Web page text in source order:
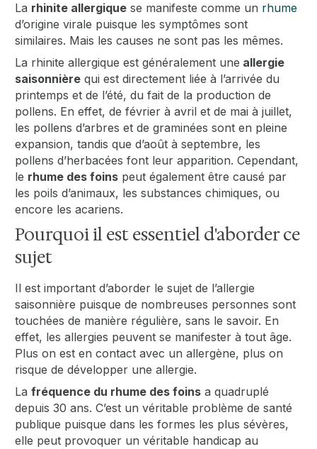
La rhinite allergique se manifeste comme un rhume
d’origine virale puisque les symptômes sont
similaires. Mais les causes ne sont pas les mêmes.
La rhinite allergique est généralement une allergie
saisonnière qui est directement liée à l’arrivée du
printemps et de l’été, du fait de la production de
pollens. En effet, de février à avril et de mai à juillet,
les pollens d’arbres et de graminées sont en pleine
expansion, tandis que d’août à septembre, les
pollens d’herbacées font leur apparition. Cependant,
le rhume des foins peut également être causé par
les poils d’animaux, les substances chimiques, ou
encore les acariens.
Pourquoi il est essentiel d'aborder ce
sujet
Il est important d’aborder le sujet de l’allergie
saisonnière puisque de nombreuses personnes sont
touchées de manière régulière, sans le savoir. En
effet, les allergies peuvent se manifester à tout âge.
Plus on est en contact avec un allergène, plus on
risque de développer une allergie.
Lafréquence du rhume des foins a quadruplé
depuis 30 ans. C’est un véritable problème de santé
publique puisque dans les formes les plus sévères,
elle peut provoquer un véritable handicap au